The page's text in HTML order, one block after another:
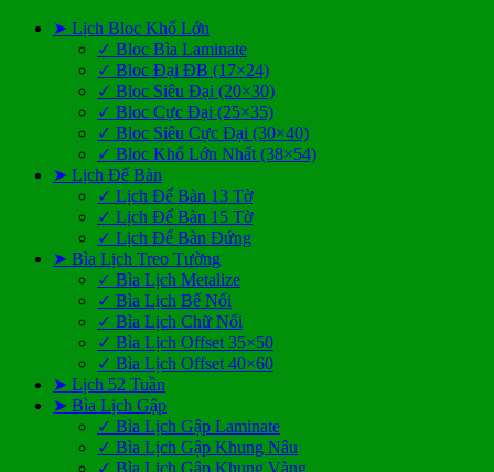
➤ Lịch Bloc Khổ Lớn
✓ Bloc Bìa Laminate
✓ Bloc Đại ĐB (17×24)
✓ Bloc Siêu Đại (20×30)
✓ Bloc Cực Đại (25×35)
✓ Bloc Siêu Cực Đại (30×40)
✓ Bloc Khổ Lớn Nhất (38×54)
➤ Lịch Để Bàn
✓ Lịch Để Bàn 13 Tờ
✓ Lịch Để Bàn 15 Tờ
✓ Lịch Để Bàn Đứng
➤ Bìa Lịch Treo Tường
✓ Bìa Lịch Metalize
✓ Bìa Lịch Bế Nổi
✓ Bìa Lịch Chữ Nổi
✓ Bìa Lịch Offset 35×50
✓ Bìa Lịch Offset 40×60
➤ Lịch 52 Tuần
➤ Bìa Lịch Gập
✓ Bìa Lịch Gập Laminate
✓ Bìa Lịch Gập Khung Nâu